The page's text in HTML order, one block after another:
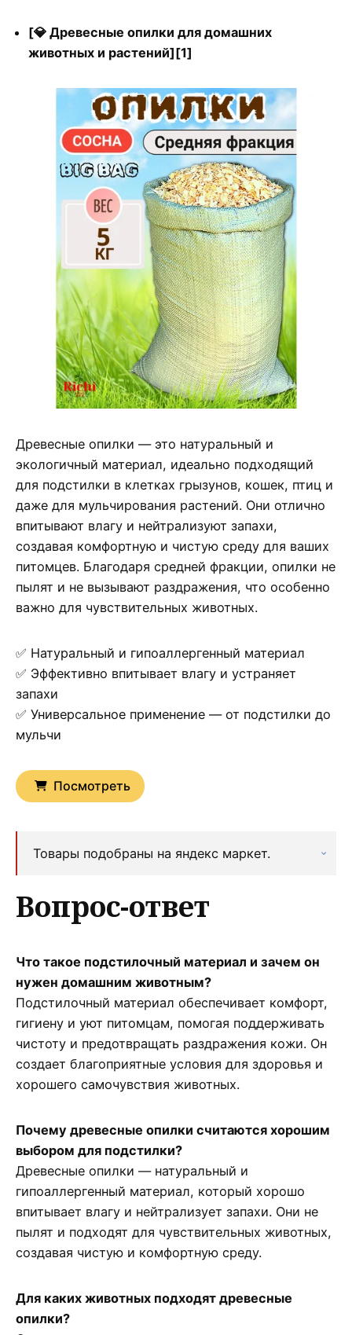
[💎 Древесные опилки для домашних
животных и растений][1]
Древесные опилки — это натуральный и
экологичный материал, идеально подходящий
для подстилки в клетках грызунов, кошек, птиц и
даже для мульчирования растений. Они отлично
впитывают влагу и нейтрализуют запахи,
создавая комфортную и чистую среду для ваших
питомцев. Благодаря средней фракции, опилки не
пылят и не вызывают раздражения, что особенно
важно для чувствительных животных.
✅ Натуральный и гипоаллергенный материал
✅ Эффективно впитывает влагу и устраняет
запахи
✅ Универсальное применение — от подстилки до
мульчи
Посмотреть
Товары подобраны на яндекс маркет.
Вопрос-ответ
Что такое подстилочный материал и зачем он
нужен домашним животным?
Подстилочный материал обеспечивает комфорт,
гигиену и уют питомцам, помогая поддерживать
чистоту и предотвращать раздражения кожи. Он
создает благоприятные условия для здоровья и
хорошего самочувствия животных.
Почему древесные опилки считаются хорошим
выбором для подстилки?
Древесные опилки — натуральный и
гипоаллергенный материал, который хорошо
впитывает влагу и нейтрализует запахи. Они не
пылят и подходят для чувствительных животных,
создавая чистую и комфортную среду.
Для каких животных подходят древесные
опилки?